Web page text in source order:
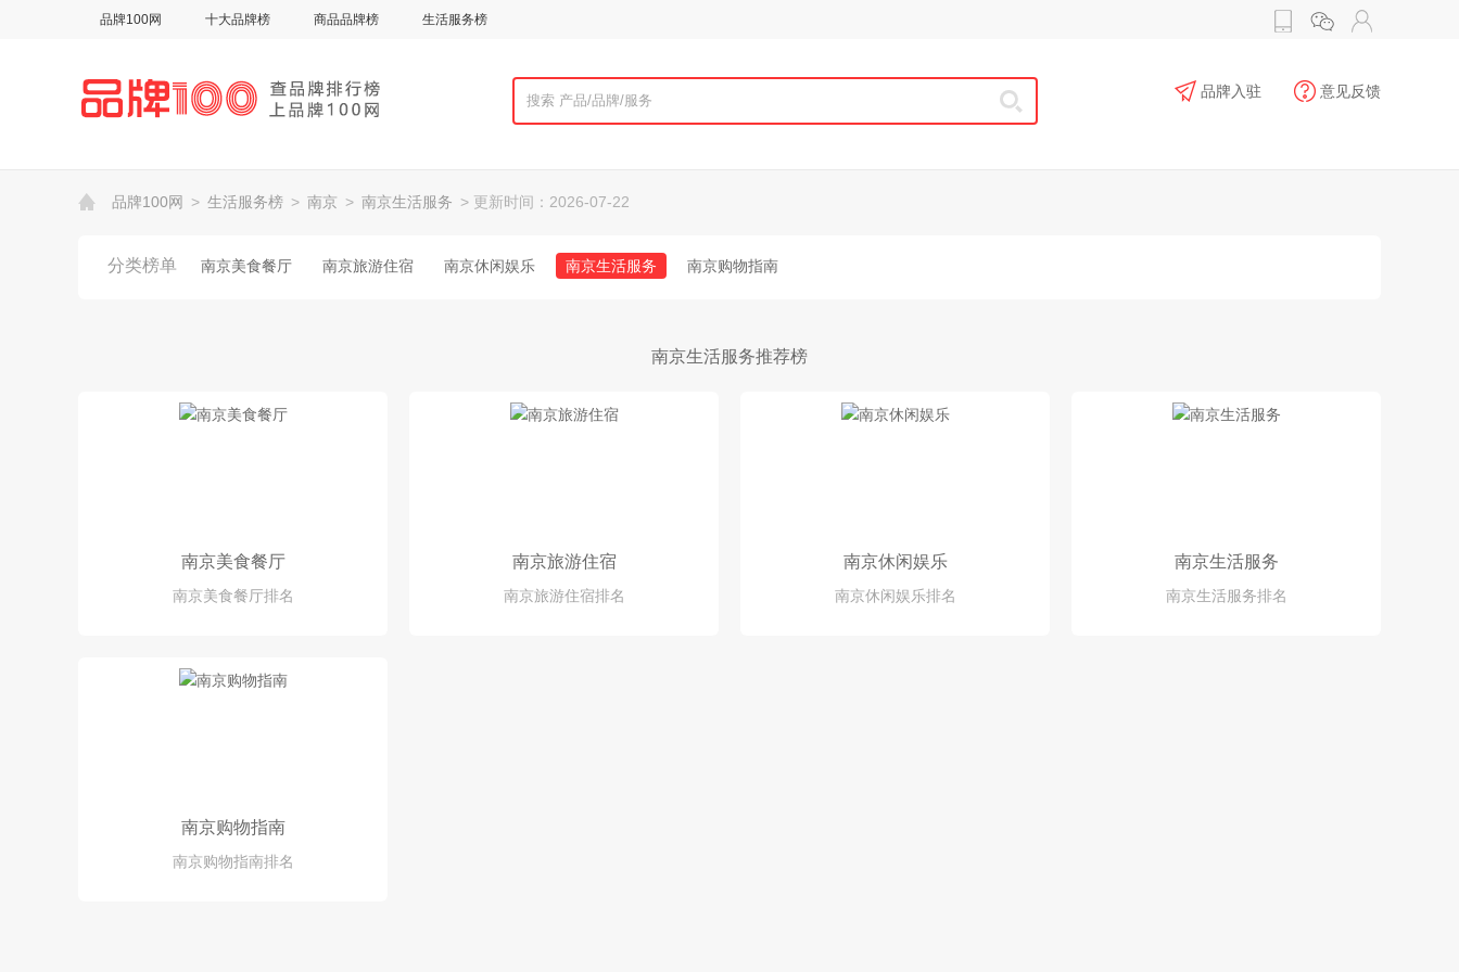
品牌100网 十大品牌榜 商品品牌榜 生活服务榜
品牌入驻 意见反馈
品牌100网 > 生活服务榜 > 南京 > 南京生活服务 > 更新时间：2026-07-22
分类榜单 南京美食餐厅 南京旅游住宿 南京休闲娱乐 南京生活服务 南京购物指南
南京生活服务推荐榜
南京美食餐厅
南京美食餐厅排名
南京旅游住宿
南京旅游住宿排名
南京休闲娱乐
南京休闲娱乐排名
南京生活服务
南京生活服务排名
南京购物指南
南京购物指南排名